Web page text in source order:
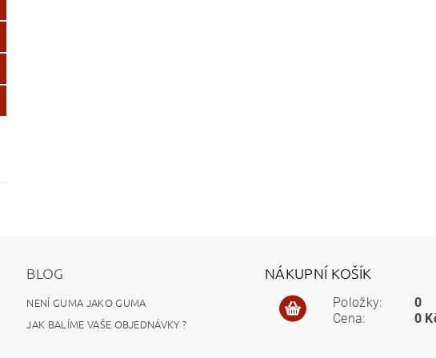
BLOG
NENÍ GUMA JAKO GUMA
JAK BALÍME VAŠE OBJEDNÁVKY ?
NÁKUPNÍ KOŠÍK
Položky:
Cena:
0
0